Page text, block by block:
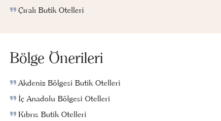
Çıralı Butik Otelleri
Bölge Önerileri
Akdeniz Bölgesi Butik Otelleri
İç Anadolu Bölgesi Otelleri
Kıbrıs Butik Otelleri